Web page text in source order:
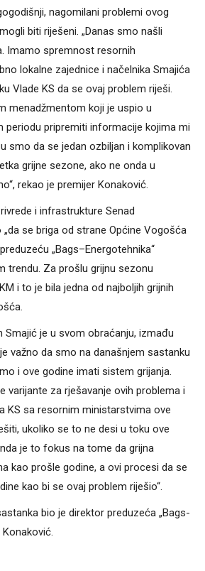
nagomilani problemi ovog
biti riješeni. „Danas smo našli
Imamo spremnost resornih
lokalne zajednice i načelnika Smajića
Vlade KS da se ovaj problem riješi.
menadžmentom koji je uspio u
periodu pripremiti informacije kojima mi
smo da se jedan ozbiljan i komplikovan
grijne sezone, ako ne onda u
rekao je premijer Konaković.
i infrastrukture Senad
se briga od strane Općine Vogošća
„Bags–Energotehnika“
trendu. Za prošlu grijnu sezonu
i to je bila jedna od najboljih grijnih
Smajić je u svom obraćanju, izmađu
važno da smo na današnjem sastanku
i ove godine imati sistem grijanja.
varijante za rješavanje ovih problema i
KS sa resornim ministarstvima ove
ukoliko se to ne desi u toku ove
je to fokus na tome da grijna
kao prošle godine, a ovi procesi da se
kao bi se ovaj problem riješio“.
bio je direktor preduzeća „Bags-